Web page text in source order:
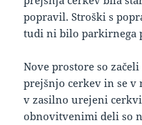
popravil. Stroški s
tudi ni bilo parkirnega
Nove prostore so
prejšnjo cerkev in se v
v zasilno urejeni
obnovitvenimi deli so